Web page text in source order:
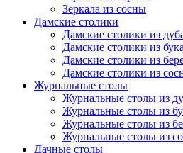
Зеркала из сосны
Дамские столики
Дамские столики из
Дамские столики из бука
Дамские столики из
Дамские столики из
Журнальные столы
Журнальные столы из
Журнальные столы из
Журнальные столы из
Журнальные столы из
Дачные столы